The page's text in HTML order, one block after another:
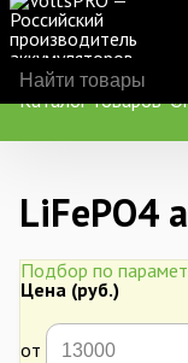
Каталог товаров
LiFePO4
Подбор по
Цена (руб.)
от